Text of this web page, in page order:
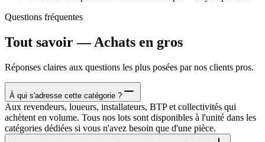
Questions fréquentes
Tout savoir — Achats en gros
Réponses claires aux questions les plus posées par nos clients pros.
À qui s'adresse cette catégorie ?
Aux revendeurs, loueurs, installateurs, BTP et collectivités qui
achètent en volume. Tous nos lots sont disponibles à l'unité dans les
catégories dédiées si vous n'avez besoin que d'une pièce.